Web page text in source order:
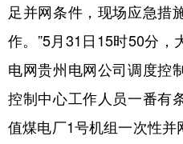
光影贵州 部门之窗
六盘水 毕节
黔南 黔西南
足并网条件，现场应急措
作。”5月31日15时50分
电网贵州电网公司调度控
控制中心工作人员一番有
值煤电厂1号机组一次性